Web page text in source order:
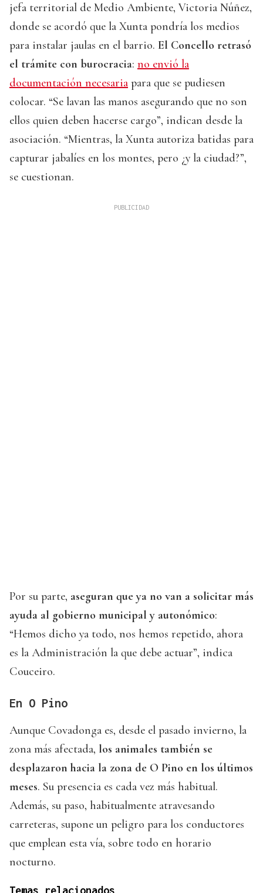
jefa territorial de Medio Ambiente, Victoria Núñez,
donde se acordó que la Xunta pondría los medios
para instalar jaulas en el barrio. El Concello retrasó
el trámite con burocracia: no envió la
documentación necesaria para que se pudiesen
colocar. “Se lavan las manos asegurando que no son
ellos quien deben hacerse cargo”, indican desde la
asociación. “Mientras, la Xunta autoriza batidas para
capturar jabalíes en los montes, pero ¿y la ciudad?”,
se cuestionan.
Por su parte, aseguran que ya no van a solicitar más
ayuda al gobierno municipal y autonómico:
“Hemos dicho ya todo, nos hemos repetido, ahora
es la Administración la que debe actuar”, indica
Couceiro.
En O Pino
Aunque Covadonga es, desde el pasado invierno, la
zona más afectada, los animales también se
desplazaron hacia la zona de O Pino en los últimos
meses. Su presencia es cada vez más habitual.
Además, su paso, habitualmente atravesando
carreteras, supone un peligro para los conductores
que emplean esta vía, sobre todo en horario
nocturno.